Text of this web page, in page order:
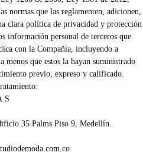
normas que las reglamenten, adicionen,
clara política de privacidad y protección
información personal de terceros que
con la Compañía, incluyendo a
menos que estos la hayan suministrado
previo, expreso y calificado.
35 Palms Piso 9, Medellín.